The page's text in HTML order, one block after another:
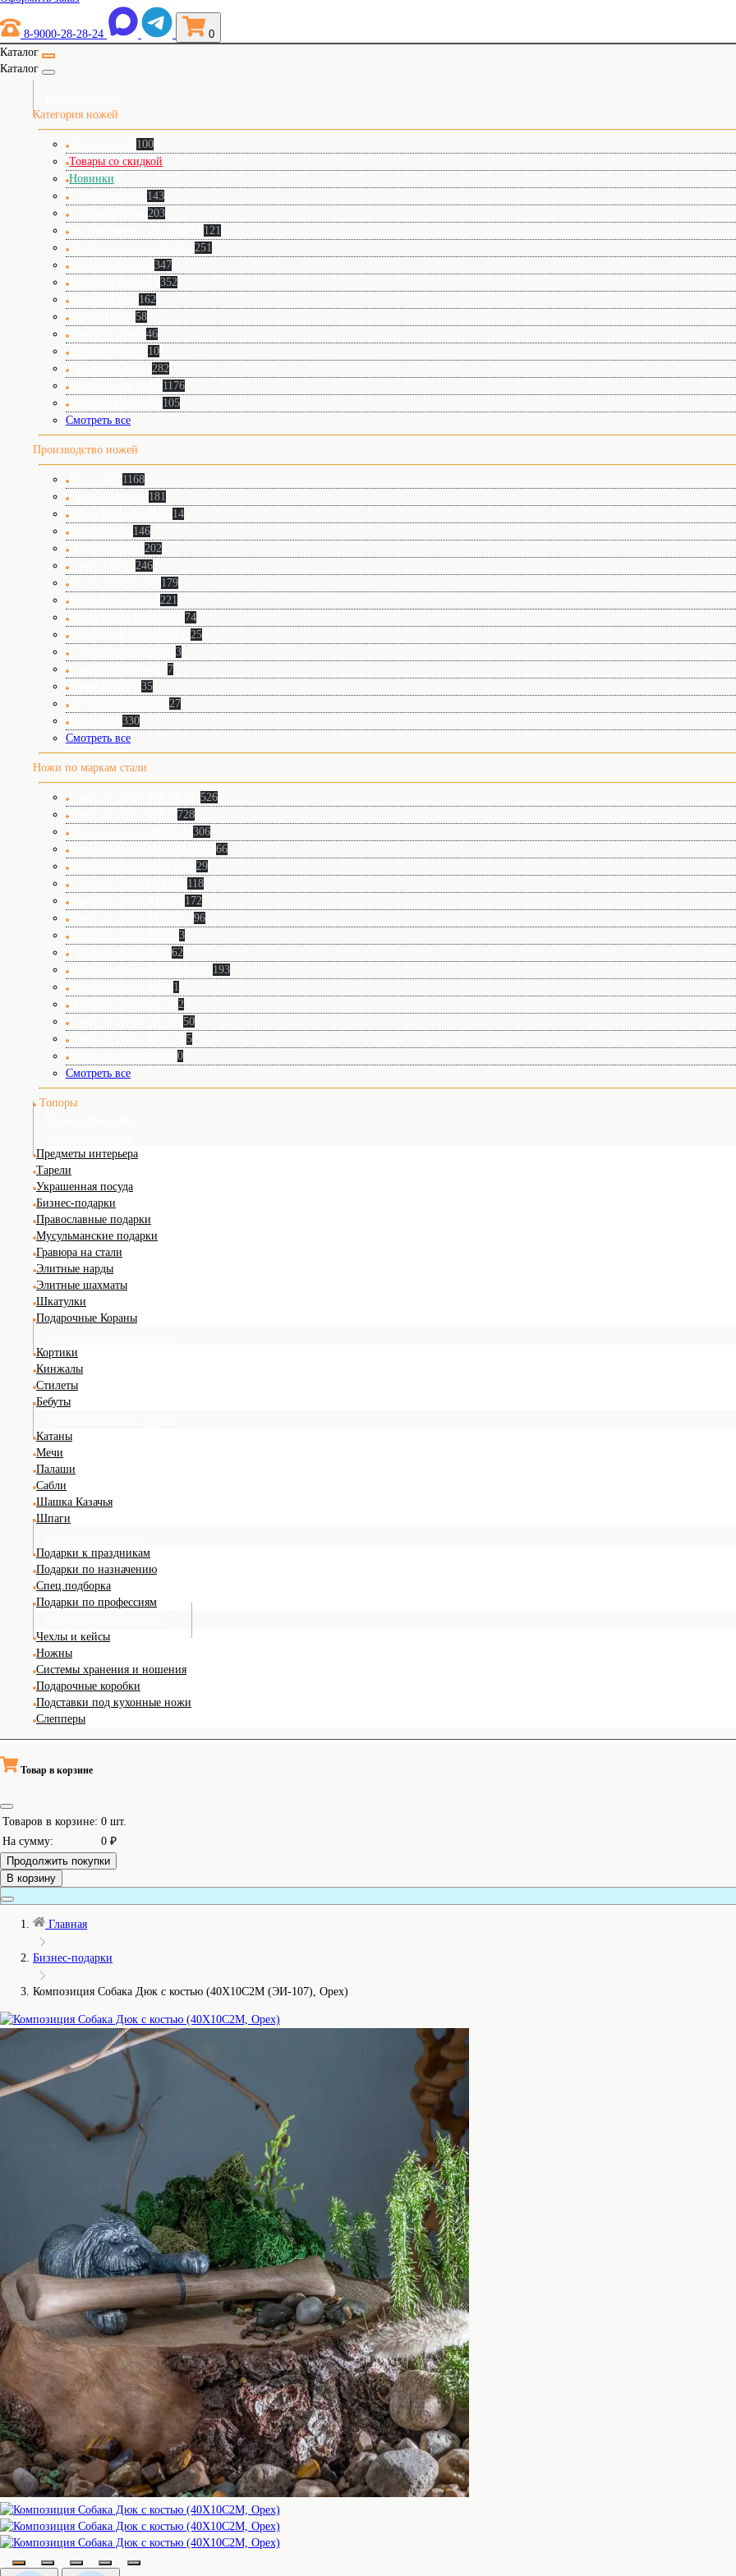
8-9000-28-28-24
0
Каталог
Каталог
Категория ножей
100
Товары со скидкой
Новинки
143
203
121
251
347
352
162
58
46
10
282
1176
105
Смотреть все
Производство ножей
1168
181
14
146
202
246
179
221
74
25
3
7
35
27
330
Смотреть все
Ножи по маркам стали
526
728
306
66
29
118
172
96
3
62
193
1
2
50
5
0
Смотреть все
Топоры
Предметы интерьера
Тарели
Украшенная посуда
Бизнес-подарки
Православные подарки
Мусульманские подарки
Гравюра на стали
Элитные нарды
Элитные шахматы
Шкатулки
Подарочные Кораны
Кортики
Кинжалы
Стилеты
Бебуты
Катаны
Мечи
Палаши
Сабли
Шашка Казачья
Шпаги
Подарки к праздникам
Подарки по назначению
Спец.подборка
Подарки по профессиям
Чехлы и кейсы
Ножны
Системы хранения и ношения
Подарочные коробки
Подставки под кухонные ножи
Слепперы
Товар в корзине
Товаров в корзине: 0 шт.
На сумму:
0 ₽
Продолжить покупки
В корзину
Главная
Бизнес-подарки
Композиция Собака Дюк с костью (40Х10С2М (ЭИ-107), Орех)